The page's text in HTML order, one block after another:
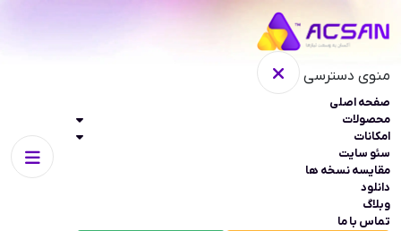
منوی دسترسی
صفحه اصلی
محصولات
امکانات
سئو سایت
مقایسه نسخه ها
دانلود
وبلاگ
تماس با ما